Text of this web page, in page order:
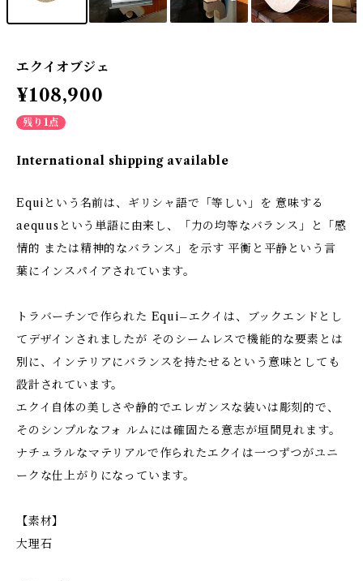
エクイオブジェ
¥108,900
残り1点
International shipping available
Equiという名前は、ギリシャ語で「等しい」を 意味する
aequusという単語に由来し、「力の均等なバランス」と「感
情的 または精神的なバランス」を示す 平衡と平静という言
葉にインスパイアされています。
トラバーチンで作られた Equi–エクイは、ブックエンドとし
てデザインされましたが そのシームレスで機能的な要素とは
別に、インテリアにバランスを持たせるという意味としても
設計されています。
エクイ自体の美しさや静的でエレガンスな装いは彫刻的で、
そのシンプルなフォ ルムには確固たる意志が垣間見れます。
ナチュラルなマテリアルで作られたエクイは一つずつがユニ
ークな仕上がりになっています。
【素材】
大理石